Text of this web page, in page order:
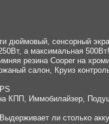
сенсорный
а максимальная
резина Cooper на
салон, Круиз
КПП, Иммобилайзер,
ли столько